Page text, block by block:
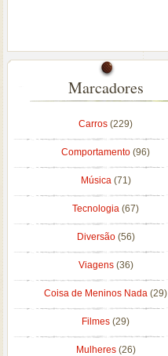
Marcadores
Carros (229)
Comportamento (96)
Música (71)
Tecnologia (67)
Diversão (56)
Viagens (36)
Coisa de Meninos Nada (29)
Filmes (29)
Mulheres (26)